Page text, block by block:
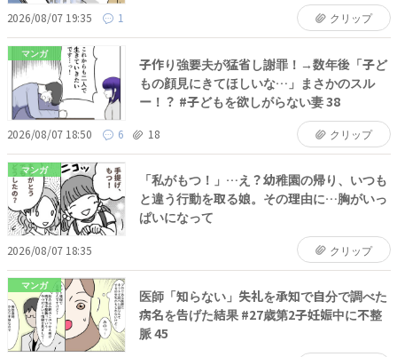
2026/08/07 19:35 1 クリップ
マンガ
子作り強要夫が猛省し謝罪！→数年後「子ど
もの顔見にきてほしいな…」まさかのスル
ー！？ #子どもを欲しがらない妻 38
2026/08/07 18:50 6 18 クリップ
マンガ
「私がもつ！」…え？幼稚園の帰り、いつも
と違う行動を取る娘。その理由に…胸がいっ
ぱいになって
2026/08/07 18:35 クリップ
マンガ
医師「知らない」失礼を承知で自分で調べた
病名を告げた結果 #27歳第2子妊娠中に不整
脈 45